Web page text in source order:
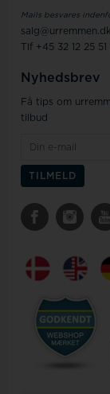
Mails besvares
salg@urremmen.dk
Tlf +45 32 12 25
Nyhedsbrev
Få tips om
tilbud